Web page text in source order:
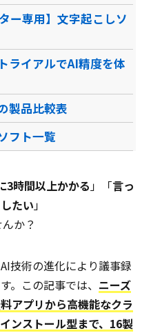
/ チャット
電話 / メール / チャット
/
ー専用】文字起こしソ
ライアルでAI精度を体
製品比較表
フト一覧
3時間以上かかる」「言っ
たい」
か？
技術の進化により議事録
。この記事では、 ニーズ
アプリから高機能なクラ
ンストール型まで、16製